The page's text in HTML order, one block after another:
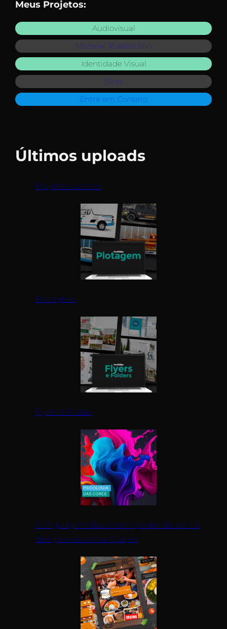
Meus Projetos:
Audiovisual
Material Publicitário
Identidade Visual
Sites
Entre em Contato
Últimos uploads
Projetos Autorais
Plotagens
Flyers & Folder
A linguagem das cores: o poder da cor no
design e na comunicação